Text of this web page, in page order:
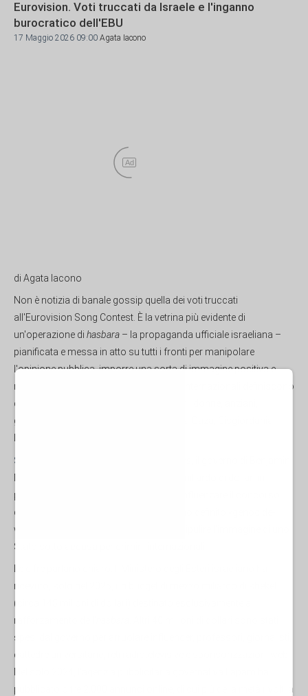
Eurovision. Voti truccati da Israele e l'inganno
burocratico dell'EBU
17 Maggio 2026 09:00 Agata Iacono
Ad
di Agata Iacono
Non è notizia di banale gossip quella dei voti truccati
all'Eurovision Song Contest. È la vetrina più evidente di
un'operazione di hasbara – la propaganda ufficiale israeliana –
pianificata e messa in atto su tutti i fronti per manipolare
l'opinione pubblica, imporre una sorta di immagine positiva e
normalizzare ciò che molti osservatori internazionali definiscono
come il massacro quotidiano di bambini, donne, anziani,
giornalisti, medici e operatori umanitari a Gaza, Cisgiordania,
Secondo un'inchiesta del
propaganda e pratiche speculative per influenzare il concorso
canoro, in una strategia che alcuni hanno definito «genocide-
washing»: l'uso dell'intrattenimento per ripulire l'immagine di uno
Stato sotto accusa per crimini internazionali.
ricevuto, solo nel 2025, un budget di mezzo miliardo di shekel
(circa 145 milioni di dollari) destinato esclusivamente al
rafforzamento dell'
spesi dal governo per arruolare influencer, professori, giornalisti,
cattedre universitarie, reti radiotelevisive e sponsorizzazioni web.
pubblicato oltre 2.000 annunci online, di cui più della metà rivolti a